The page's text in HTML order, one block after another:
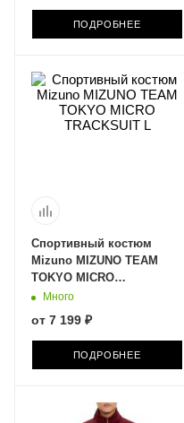
ПОДРОБНЕЕ
Спортивный костюм
Mizuno MIZUNO TEAM
TOKYO MICRO
TRACKSUIT 32EG7201C-22
Много
от 7 199 ₽
ПОДРОБНЕЕ